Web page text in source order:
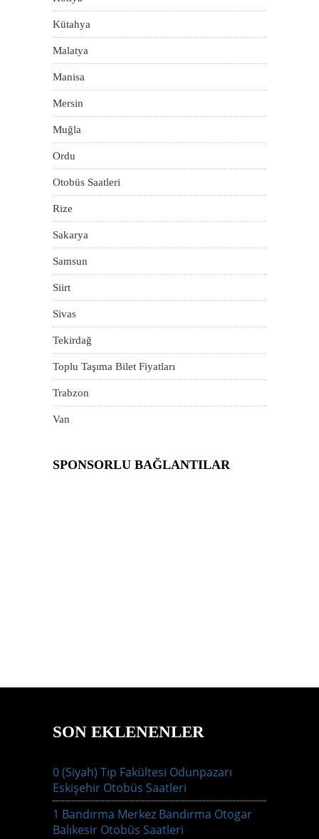
Kütahya
Malatya
Manisa
Mersin
Muğla
Ordu
Otobüs Saatleri
Rize
Sakarya
Samsun
Siirt
Sivas
Tekirdağ
Toplu Taşıma Bilet Fiyatları
Trabzon
Van
SPONSORLU BAĞLANTILAR
SON EKLENENLER
0 (Siyah) Tıp Fakültesi Odunpazarı
Eskişehir Otobüs Saatleri
1 Bandırma Merkez Bandırma Otogar
Balıkesir Otobüs Saatleri